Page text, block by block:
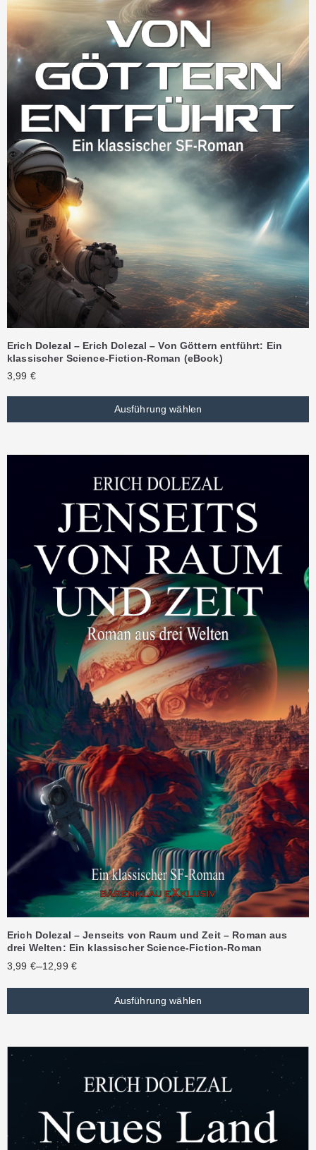
Erich Dolezal – Erich Dolezal – Von Göttern entführt: Ein
klassischer Science-Fiction-Roman (eBook)
3,99 €
Ausführung wählen
Erich Dolezal – Jenseits von Raum und Zeit – Roman aus
drei Welten: Ein klassischer Science-Fiction-Roman
3,99 €–12,99 €
Ausführung wählen